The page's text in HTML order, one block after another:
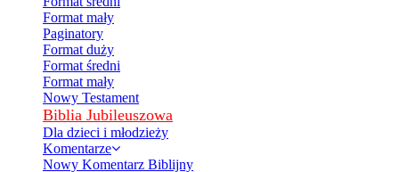
Format mały
Paginatory
Format duży
Format średni
Format mały
Nowy Testament
Biblia Jubileuszowa
Dla dzieci i młodzieży
Komentarze
Nowy Komentarz Biblijny